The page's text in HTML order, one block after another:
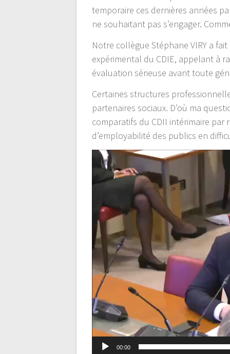
temporaire ces dernières années
ne souhaitant pas s’engager.
Notre collègue Stéphane VIRY a
expérimental du CDIE, appelant à
évaluation sérieuse avant toute
Certaines structures
partenaires sociaux. D’où ma
comparatifs du CDII intérimaire par
d’employabilité des publics en
Lecteur
vidéo
00:00